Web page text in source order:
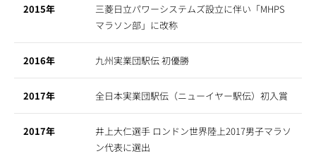
2015年
三菱日立パワーシステムズ設立に伴い「MHPS
マラソン部」に改称
2016年 九州実業団駅伝 初優勝
2017年 全日本実業団駅伝（ニューイヤー駅伝）初入賞
2017年
井上大仁選手 ロンドン世界陸上2017男子マラソ
ン代表に選出